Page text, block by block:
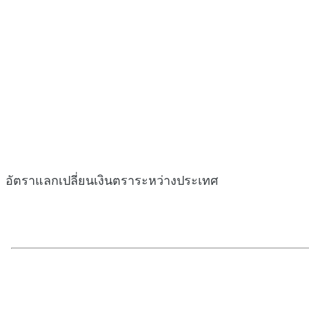
อัตราแลกเปลี่ยนเงินตราระหว่างประเทศ